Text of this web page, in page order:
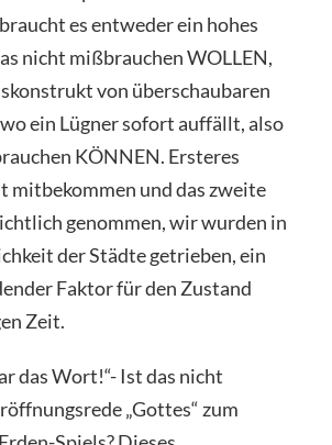
es entweder ein hohes
nicht mißbrauchen WOLLEN,
von überschaubaren
ein Lügner sofort auffällt, also
KÖNNEN. Ersteres
mitbekommen und das zweite
genommen, wir wurden in
der Städte getrieben, ein
Faktor für den Zustand
Zeit.
das Wort!“- Ist das nicht
„Gottes“ zum